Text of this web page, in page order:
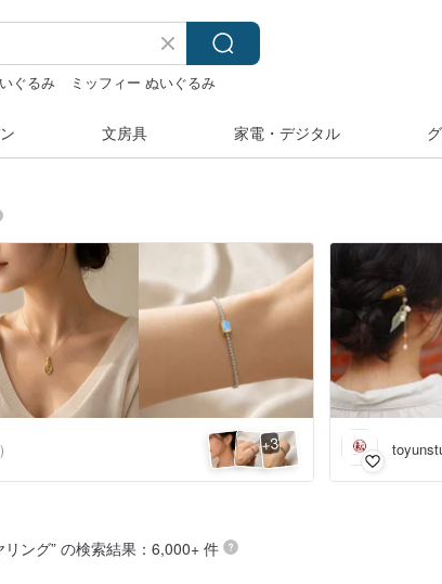
ぐるみ
ミッフィー ぬいぐるみ
文房具 家電・デジタル
+3
リング” の検索結果：6,000+ 件